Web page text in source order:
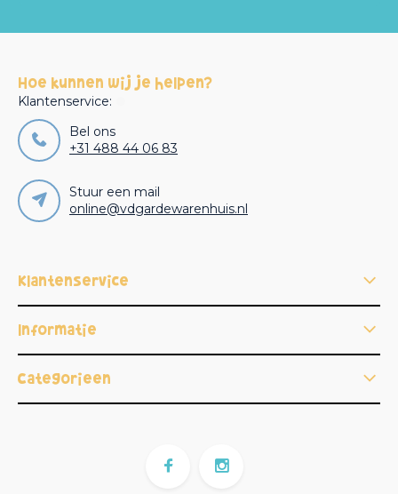
Hoe kunnen wij je helpen?
Klantenservice:
Bel ons
+31 488 44 06 83
Stuur een mail
online@vdgardewarenhuis.nl
Klantenservice
Informatie
Categorieën